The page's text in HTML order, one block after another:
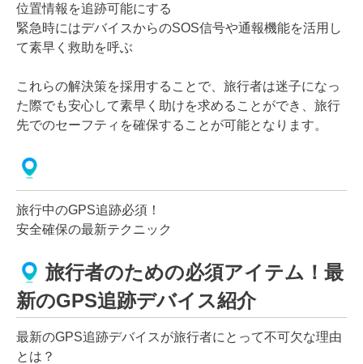
位置情報を追跡可能にする
緊急時にはデバイスからのSOS信号や通報機能を活用し
て素早く救助を呼ぶ
これらの解決策を採用することで、旅行者は迷子になっ
た際でも安心して素早く助けを求めることができ、旅行
先でのセーフティを確保することが可能となります。
旅行中のGPS追跡必須！
安全確保の最新テクニック
旅行者のための必須アイテム！最
新のGPS追跡デバイス紹介
最新のGPS追跡デバイスが旅行者にとって不可欠な理由
とは？